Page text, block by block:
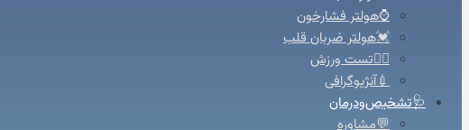
⌚هولتر فشارخون
💓هولتر ضربان قلب
🚴‍♀️تست ورزش
💉آنژیوگرافی
🩺تشخیص‌ودرمان
💬مشاوره